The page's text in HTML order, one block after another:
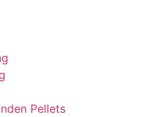
Pellets